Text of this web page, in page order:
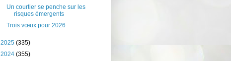
Un courtier se penche sur les
risques émergents
Trois vœux pour 2026
2025 (335)
2024 (355)